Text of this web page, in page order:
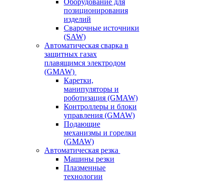
Оборудование для
позиционирования
изделий
Сварочные источники
(SAW)
Автоматическая сварка в
защитных газах
плавящимся электродом
(GMAW)
Каретки,
манипуляторы и
роботизация (GMAW)
Контроллеры и блоки
управления (GMAW)
Подающие
механизмы и горелки
(GMAW)
Автоматическая резка
Машины резки
Плазменные
технологии